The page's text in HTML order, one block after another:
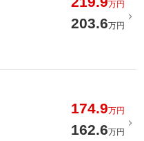
万円
203.6万円
174.9万円
162.6万円